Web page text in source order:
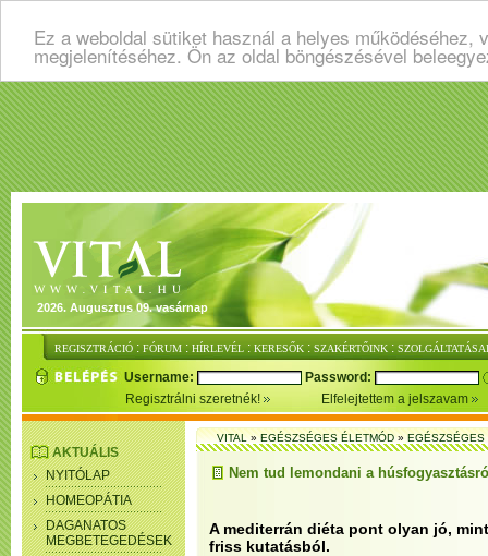
Ez a weboldal sütiket használ a helyes
megjelenítéséhez. Ön az oldal böngészésével
2026. Augusztus 09. vasárnap
REGISZTRÁCIÓ : FÓRUM : HÍRLEVÉL : KERESŐK : SZAKÉRTŐINK :
Username:
Password:
Regisztrálni szeretnék!
Elfelejtettem a jelszavam
AKTUÁLIS
NYITÓLAP
HOMEOPÁTIA
DAGANATOS
MEGBETEGEDÉSEK
VITAL»EGÉSZSÉGES ÉLETMÓD»
Nem tud lemondani a
A mediterrán diéta pont olyan jó,
friss kutatásból.